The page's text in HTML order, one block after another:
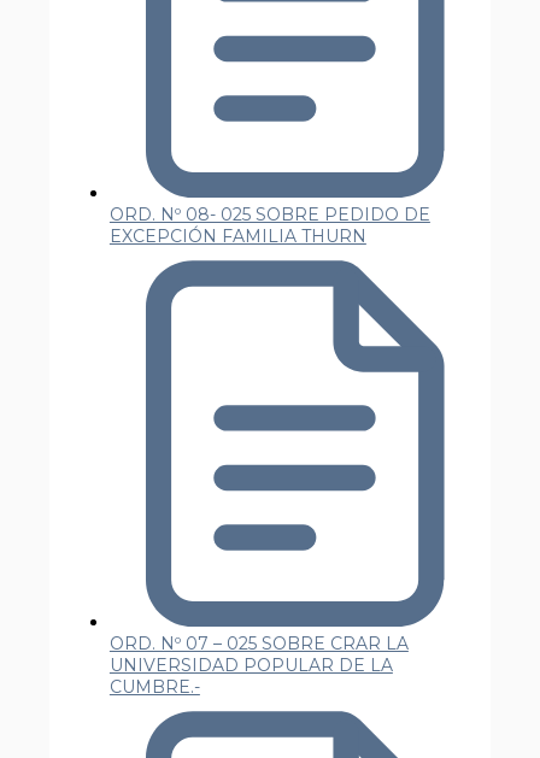
ORD. Nº 08- 025 SOBRE PEDIDO DE
EXCEPCIÓN FAMILIA THURN
ORD. Nº 07 – 025 SOBRE CRAR LA
UNIVERSIDAD POPULAR DE LA
CUMBRE.-